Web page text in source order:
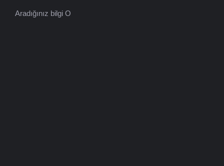
Aradığınız bilgi O